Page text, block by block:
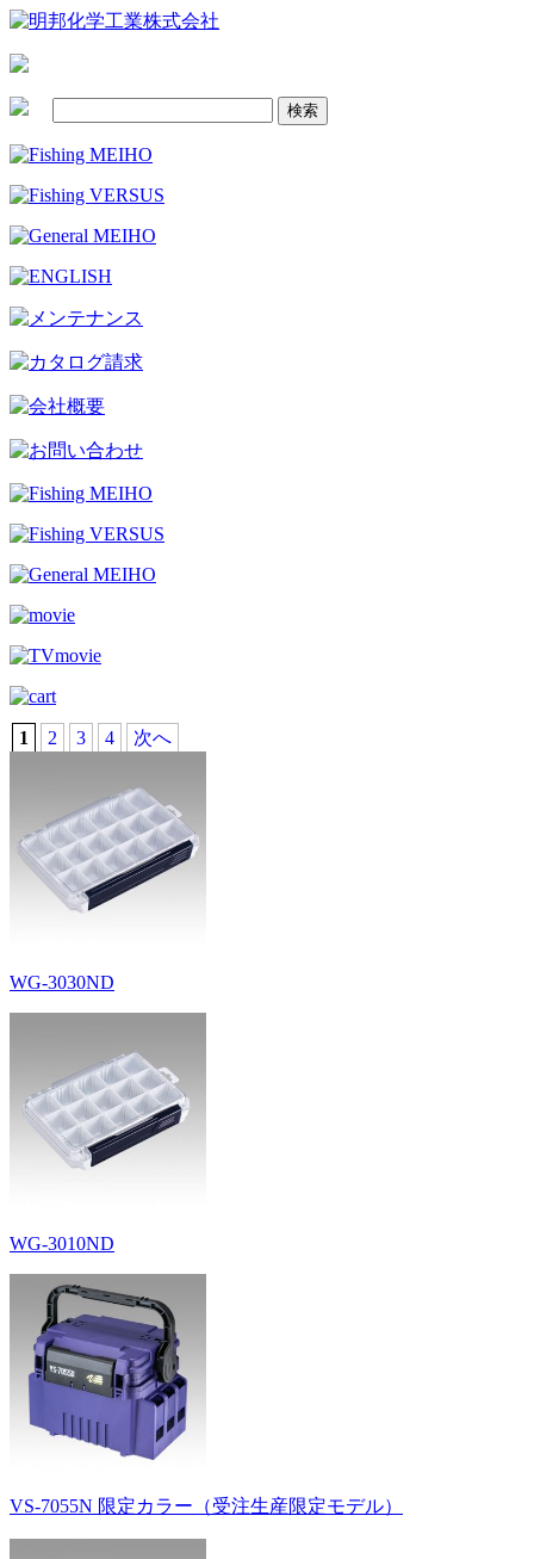
1 2 3 4 次へ
WG-3030ND
WG-3010ND
VS-7055N 限定カラー（受注生産限定モデル）